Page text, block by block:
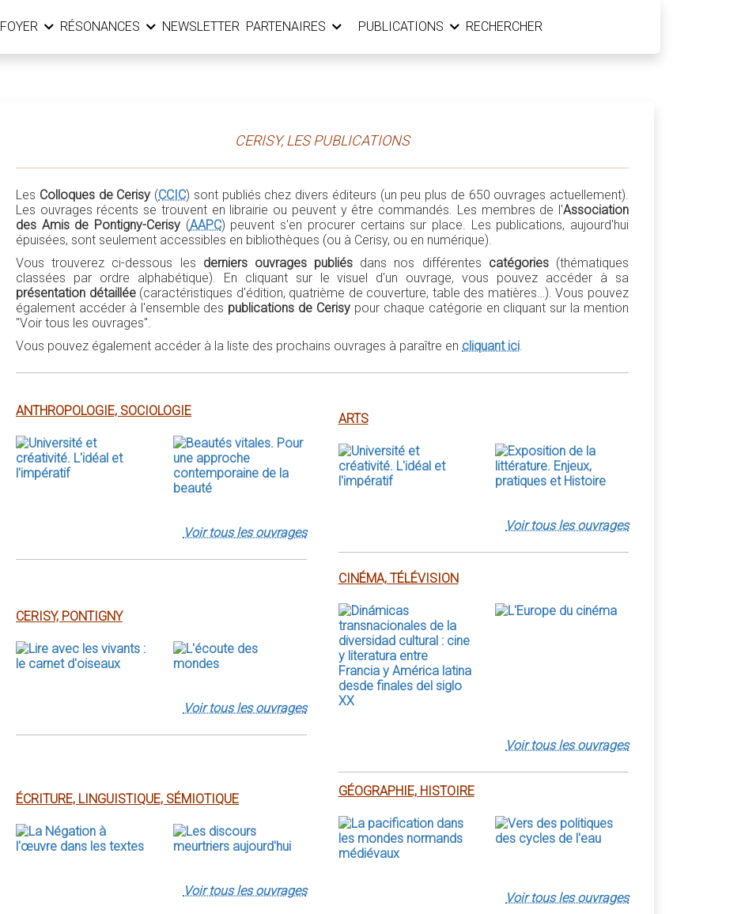
FOYER RÉSONANCES NEWSLETTER PARTENAIRES PUBLICATIONS RECHERCHER
CERISY, LES PUBLICATIONS
Les Colloques de Cerisy (CCIC) sont publiés chez divers éditeurs (un peu plus de 650 ouvrages actuellement).
Les ouvrages récents se trouvent en librairie ou peuvent y être commandés. Les membres de l'Association
des Amis de Pontigny-Cerisy (AAPC) peuvent s'en procurer certains sur place. Les publications, aujourd'hui
épuisées, sont seulement accessibles en bibliothèques (ou à Cerisy, ou en numérique).
Vous trouverez ci-dessous les derniers ouvrages publiés dans nos différentes catégories(thématiques
classées par ordre alphabétique). En cliquant sur le visuel d'un ouvrage, vous pouvez accéder à sa
présentation détaillée(caractéristiques d'édition, quatrième de couverture, table des matières…). Vous pouvez
également accéder à l'ensemble des publications de Cerisy pour chaque catégorie en cliquant sur la mention
"Voir tous les ouvrages".
Vous pouvez également accéder à la liste des prochains ouvrages à paraître en cliquant ici.
ANTHROPOLOGIE, SOCIOLOGIE
Voir tous les ouvrages
ARTS
Voir tous les ouvrages
CERISY, PONTIGNY
Voir tous les ouvrages
CINÉMA, TÉLÉVISION
Voir tous les ouvrages
ÉCRITURE, LINGUISTIQUE, SÉMIOTIQUE
Voir tous les ouvrages
GÉOGRAPHIE, HISTOIRE
Voir tous les ouvrages